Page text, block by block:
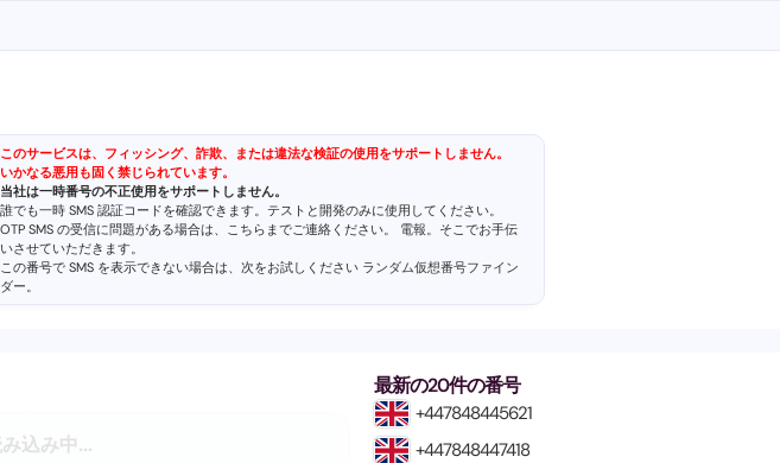
このサービスは、フィッシング、詐欺、または違法な検証の使用をサポートしません。
いかなる悪用も固く禁じられています。
当社は一時番号の不正使用をサポートしません。
誰でも一時 SMS 認証コードを確認できます。テストと開発のみに使用してください。
OTP SMS の受信に問題がある場合は、こちらまでご連絡ください。 電報。そこでお手伝
いさせていただきます。
この番号で SMS を表示できない場合は、次をお試しください ランダム仮想番号ファイン
ダー。
込み中...
最新の20件の番号
+447848445621
+447848447418